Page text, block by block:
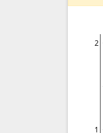
1
2